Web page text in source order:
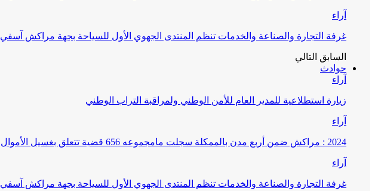
آراء
غرفة التجارة والصناعة والخدمات تنظم المنتدى الجهوي الأول للسياحة بجهة مراكش آسفي
السابق التالي
حوادث
آراء
زيارة استطلاعية للمدير العام للأمن الوطني ولمراقبة التراب الوطني
آراء
2024 : مراكش ضمن أربع مدن بالممكلة سجلت مامجموعه 656 قضية تتعلق بغسيل الأموال
آراء
غرفة التجارة والصناعة والخدمات تنظم المنتدى الجهوي الأول للسياحة بجهة مراكش آسفي